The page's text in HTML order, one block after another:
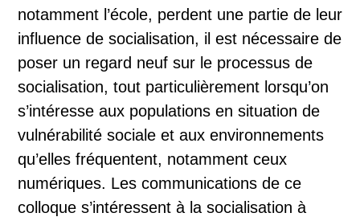
notamment l’école, perdent une partie de leur
influence de socialisation, il est nécessaire de
poser un regard neuf sur le processus de
socialisation, tout particulièrement lorsqu’on
s’intéresse aux populations en situation de
vulnérabilité sociale et aux environnements
qu’elles fréquentent, notamment ceux
numériques. Les communications de ce
colloque s’intéressent à la socialisation à